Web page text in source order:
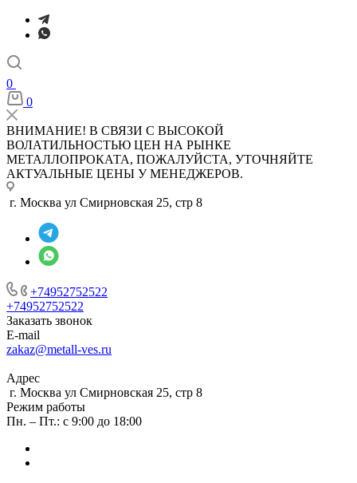
0
0
ВНИМАНИЕ! В СВЯЗИ С ВЫСОКОЙ
ВОЛАТИЛЬНОСТЬЮ ЦЕН НА РЫНКЕ
МЕТАЛЛОПРОКАТА, ПОЖАЛУЙСТА, УТОЧНЯЙТЕ
АКТУАЛЬНЫЕ ЦЕНЫ У МЕНЕДЖЕРОВ.
г. Москва ул Смирновская 25, стр 8
+74952752522
+74952752522
Заказать звонок
E-mail
zakaz@metall-ves.ru
Адрес
г. Москва ул Смирновская 25, стр 8
Режим работы
Пн. – Пт.: с 9:00 до 18:00